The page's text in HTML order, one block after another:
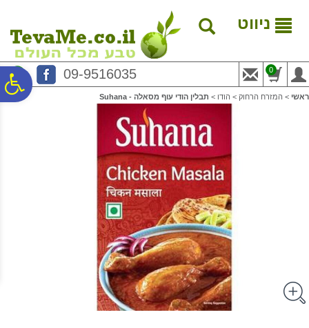
נגישות
המרכזי
ניווט
09-9516035 0
ראשי > המזרח הרחוק > הודו > תבלין הודי עוף מסאלה - Suhana